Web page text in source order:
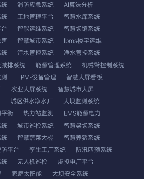
消防应急系统
AI算法分析
工地管理平台
智慧水库系统
智能运维系统
智慧场馆系统
智慧城市系统
Ibms楼宇运维
污水管控系统
净水管控系统
排系统 能源管理系统
机械臂控制系统
TPM-设备管理
智慧大屏看板
农业大屏系统
智慧城市大屏
城区供水净水厂
大坝监测系统
衡 热力站监测
EMS能源电力
城市巡检系统
智慧梁场系统
智慧蔬菜大棚
智慧养猪系统
平台 孪生工厂系统
防汛四预系统
无人机巡检
虚拟电厂平台
家庭太阳能
大坝安全系统